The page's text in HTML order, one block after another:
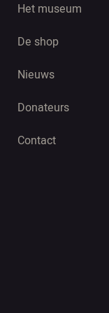
Het museum
De shop
Nieuws
Donateurs
Contact